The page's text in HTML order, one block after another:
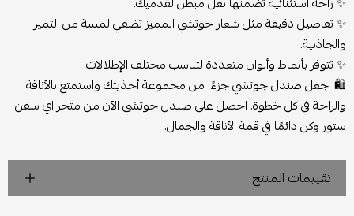
✨ تفاصيل دقيقة مثل شعار جوتشي المميز تضفي لمسة من التميز
والجاذبية.
✨ تتوفر بأنماط وألوان متعددة لتناسب مختلف الإطلالات.
🛍️اجعل صندل جوتشي جزءًا من مجموعة أحذيتك واستمتع بالأناقة
والراحة في كل خطوة. احصل على صندل جوتشي الآن من متجر اي سفن
ستور وكن دائمًا في قمة الأناقة والجمال.
تقييمات المنتج